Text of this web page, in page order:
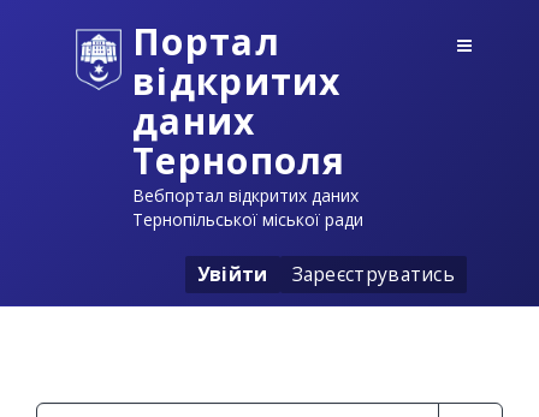
Портал
відкритих
даних
Тернополя
Вебпортал відкритих даних
Тернопільської міської ради
Увійти Зареєструватись